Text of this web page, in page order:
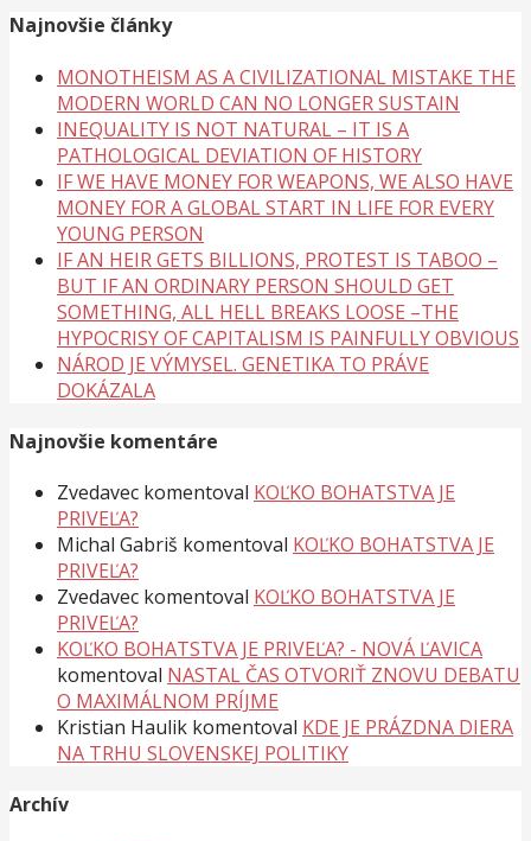
Najnovšie články
MONOTHEISM AS A CIVILIZATIONAL MISTAKE THE
MODERN WORLD CAN NO LONGER SUSTAIN
INEQUALITY IS NOT NATURAL – IT IS A
PATHOLOGICAL DEVIATION OF HISTORY
IF WE HAVE MONEY FOR WEAPONS, WE ALSO HAVE
MONEY FOR A GLOBAL START IN LIFE FOR EVERY
YOUNG PERSON
IF AN HEIR GETS BILLIONS, PROTEST IS TABOO –
BUT IF AN ORDINARY PERSON SHOULD GET
SOMETHING, ALL HELL BREAKS LOOSE –THE
HYPOCRISY OF CAPITALISM IS PAINFULLY OBVIOUS
NÁROD JE VÝMYSEL. GENETIKA TO PRÁVE
DOKÁZALA
Najnovšie komentáre
Zvedavec komentoval KOĽKO BOHATSTVA JE
PRIVEĽA?
Michal Gabriš komentoval KOĽKO BOHATSTVA JE
PRIVEĽA?
Zvedavec komentoval KOĽKO BOHATSTVA JE
PRIVEĽA?
KOĽKO BOHATSTVA JE PRIVEĽA? - NOVÁ ĽAVICA
komentoval NASTAL ČAS OTVORIŤ ZNOVU DEBATU
O MAXIMÁLNOM PRÍJME
Kristian Haulik komentoval KDE JE PRÁZDNA DIERA
NA TRHU SLOVENSKEJ POLITIKY
Archív